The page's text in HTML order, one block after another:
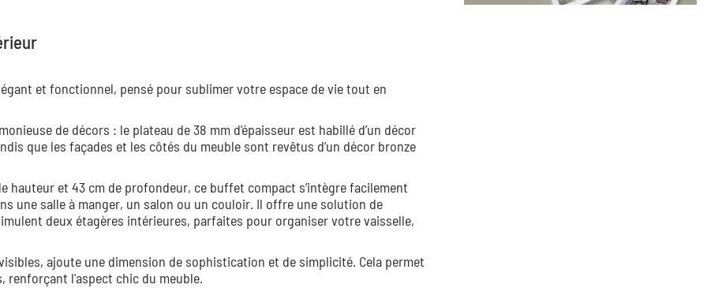
et fonctionnel, pensé pour sublimer votre espace de vie tout en
de décors : le plateau de 38 mm d'épaisseur est habillé d’un décor
que les façades et les côtés du meuble sont revêtus d’un décor bronze
hauteur et 43 cm de profondeur, ce buffet compact s’intègre facilement
une salle à manger, un salon ou un couloir. Il offre une solution de
deux étagères intérieures, parfaites pour organiser votre vaisselle,
ajoute une dimension de sophistication et de simplicité. Cela permet
renforçant l'aspect chic du meuble.